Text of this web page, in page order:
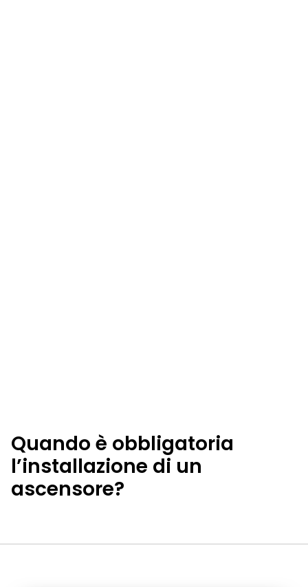
Quando è obbligatoria
l’installazione di un
ascensore?